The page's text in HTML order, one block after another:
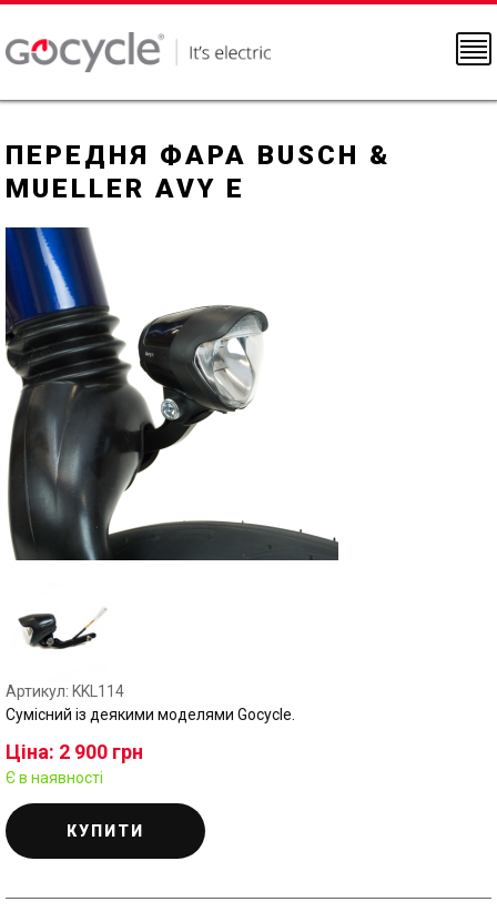
ПЕРЕДНЯ ФАРА BUSCH &
MUELLER AVY E
Артикул: KKL114
Сумісний із деякими моделями Gocycle.
Ціна: 2 900 грн
Є в наявності
КУПИТИ